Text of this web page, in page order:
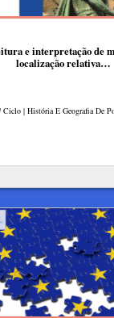
e interpretação de
localização relativa…
Ciclo | História E Geografia De